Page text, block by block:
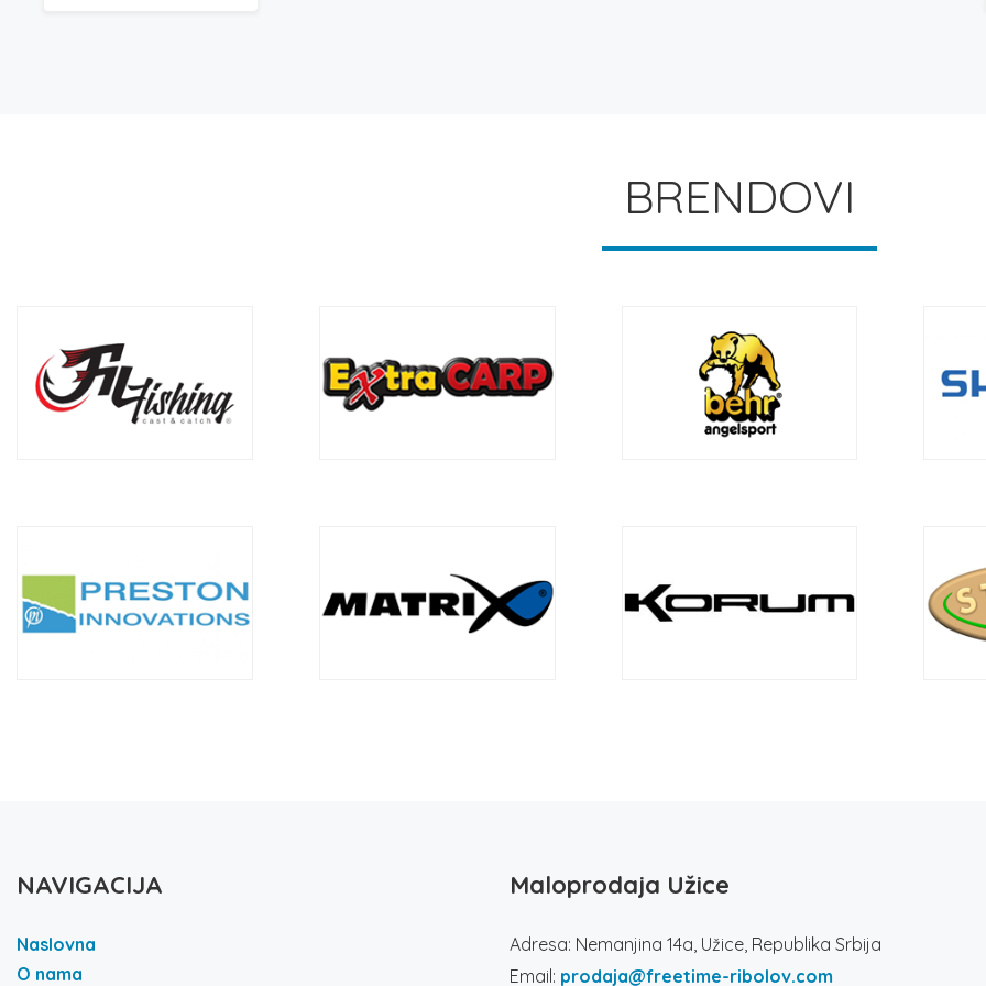
BRENDOVI
NAVIGACIJA
Naslovna
O nama
Maloprodaja Užice
Adresa: Nemanjina 14a, Užice, Republika Srbija
Email: prodaja@freetime-ribolov.com